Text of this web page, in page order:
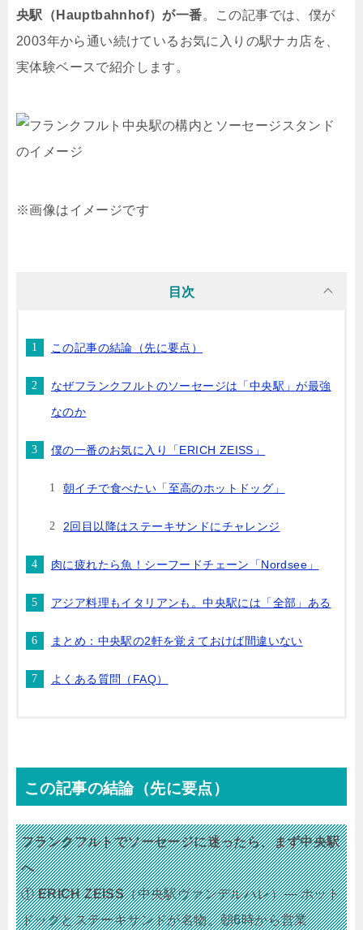
央駅（Hauptbahnhof）が一番。この記事では、僕が
2003年から通い続けているお気に入りの駅ナカ店を、
実体験ベースで紹介します。
※画像はイメージです
目次
この記事の結論（先に要点）
なぜフランクフルトのソーセージは「中央駅」が最強
なのか
僕の一番のお気に入り「ERICH ZEISS」
朝イチで食べたい「至高のホットドッグ」
2回目以降はステーキサンドにチャレンジ
肉に疲れたら魚！シーフードチェーン「Nordsee」
アジア料理もイタリアンも。中央駅には「全部」ある
まとめ：中央駅の2軒を覚えておけば間違いない
よくある質問（FAQ）
この記事の結論（先に要点）
フランクフルトでソーセージに迷ったら、まず中央駅
へ
①ERICH ZEISS（中央駅ヴァンデルハレ）— ホット
ドッグとステーキサンドが名物。朝6時から営業